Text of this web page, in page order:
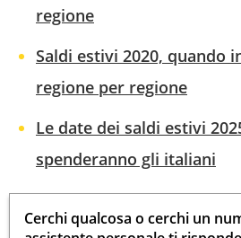
regione
Saldi estivi 2020, quando
regione per regione
Le date dei saldi estivi
spenderanno gli italiani
Cerchi qualcosa o cerchi un